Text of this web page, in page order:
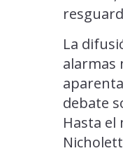
La
alarmas
debate
Hasta